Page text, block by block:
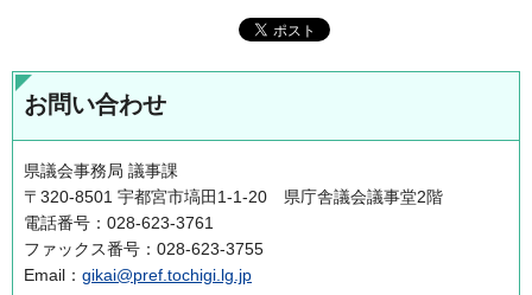
お問い合わせ
県議会事務局 議事課
〒320-8501 宇都宮市塙田1-1-20 県庁舎議会議事堂2階
電話番号：028-623-3761
ファックス番号：028-623-3755
Email： gikai@pref.tochigi.lg.jp